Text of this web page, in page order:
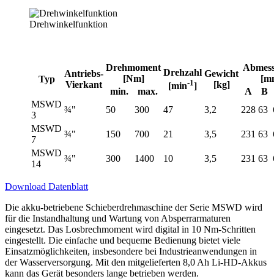
Drehwinkelfunktion
Typ
Antriebs-
Vierkant
Drehmoment
[Nm]
Drehzahl
[min-1]
Gewicht
[kg]
min.
max. A
B
MSWD
3
¾" 50 300 47 3,2 228 63
MSWD
7
¾" 150 700 21 3,5 231 63
MSWD
14
¾" 300 1400 10 3,5 231 63
Download Datenblatt
Die akku-betriebene Schieberdrehmaschine der Serie MSWD wird
für die Instandhaltung und Wartung von Absperrarmaturen
eingesetzt. Das Losbrechmoment wird digital in 10 Nm-Schritten
eingestellt. Die einfache und bequeme Bedienung bietet viele
Einsatzmöglichkeiten, insbesondere bei Industrieanwendungen in
der Wasserversorgung. Mit den mitgelieferten 8,0 Ah Li-HD-Akkus
kann das Gerät besonders lange betrieben werden.